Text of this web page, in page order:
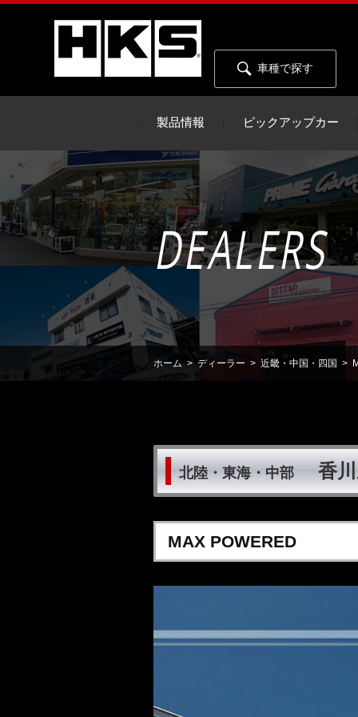
車種で探す
製品情報 ピックアップカー
DEALERS
ホーム > ディーラー > 近畿・中国・四国 >
北陸・東海・中部 香
MAX POWERED